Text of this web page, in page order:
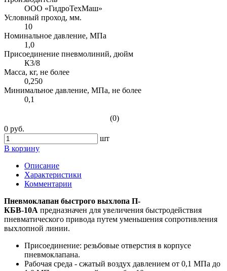
ООО «ГидроТехМаш»
Условный проход, мм.
10
Номинальное давление, МПа
1,0
Присоединение пневмолиний, дюйм
К3/8
Масса, кг, не более
0,250
Минимальное давление, МПа, не более
0,1
(0)
0 руб.
шт
В корзину
Описание
Характеристики
Комментарии
Пневмоклапан быстрого выхлопа П-
КБВ-10А предназначен для увеличения быстродействия
пневматического привода путем уменьшения сопротивления
выхлопной линии.
Присоединение: резьбовые отверстия в корпусе
пневмоклапана.
Рабочая среда - сжатый воздух давлением от 0,1 МПа до